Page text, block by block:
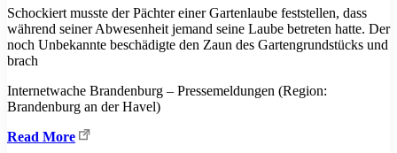
Schockiert musste der Pächter einer Gartenlaube feststellen, dass
während seiner Abwesenheit jemand seine Laube betreten hatte. Der
noch Unbekannte beschädigte den Zaun des Gartengrundstücks und
brach
Internetwache Brandenburg – Pressemeldungen (Region:
Brandenburg an der Havel)
Read More